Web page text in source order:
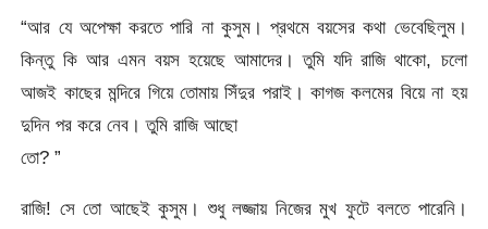
“আর যে অপেক্ষা করতে পারি না কুসুম। প্রথমে বয়সের কথা ভেবেছিলুম।
কিন্তু কি আর এমন বয়স হয়েছে আমাদের। তুমি যদি রাজি থাকো, চলো
আজই কাছের মন্দিরে গিয়ে তোমায় সিঁদুর পরাই। কাগজ কলমের বিয়ে না হয়
দুদিন পর করে নেব। তুমি রাজি আছো
তো? ”
রাজি! সে তো আছেই কুসুম। শুধু লজ্জায় নিজের মুখ ফুটে বলতে পারেনি।